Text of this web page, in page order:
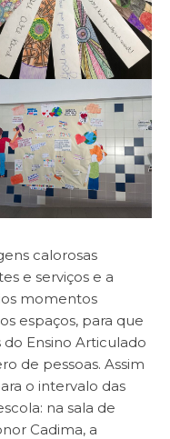
calorosas
e serviços e a
momentos
espaços, para que
Ensino Articulado
de pessoas. Assim
o intervalo das
na sala de
Cadima, a